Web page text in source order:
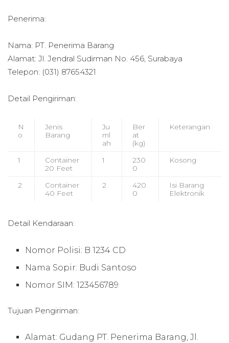
Penerima:
Nama: PT. Penerima Barang
Alamat: Jl. Jendral Sudirman No. 456, Surabaya
Telepon: (031) 87654321
Detail Pengiriman:
N
o
Jenis
Barang
Ju
ml
ah
Ber
at
(kg)
Keterangan
1
Container
20 Feet
1
230
0
Kosong
2
Container
40 Feet
2
420
0
Isi Barang
Elektronik
Detail Kendaraan:
Nomor Polisi: B 1234 CD
Nama Sopir: Budi Santoso
Nomor SIM: 123456789
Tujuan Pengiriman:
Alamat: Gudang PT. Penerima Barang, Jl.